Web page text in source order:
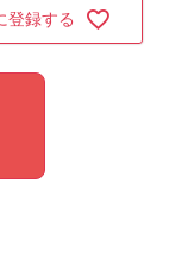
登録する